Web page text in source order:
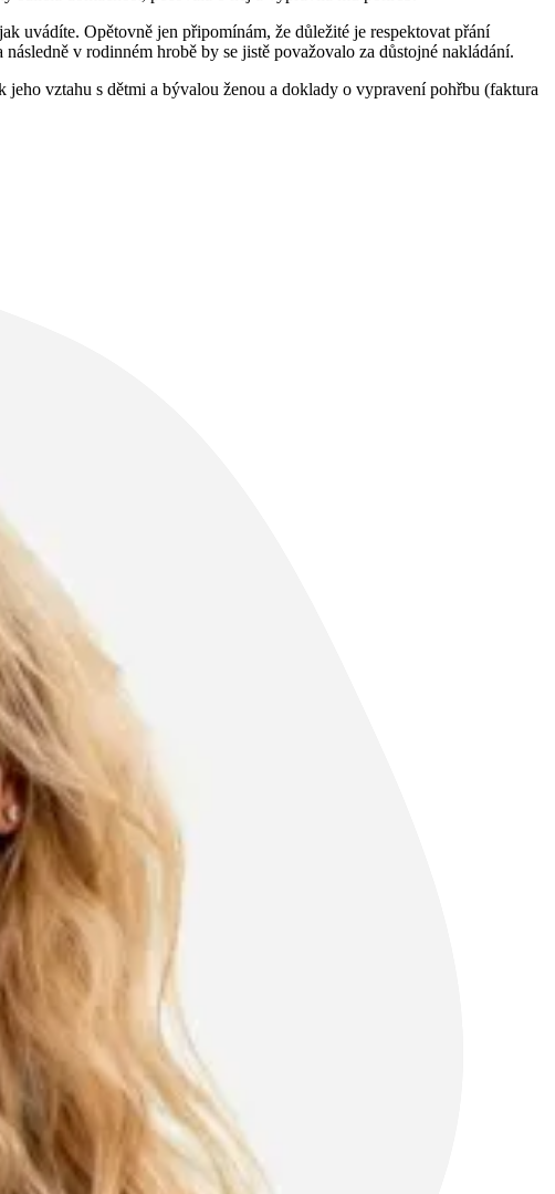
uvádíte. Opětovně jen připomínám, že důležité je respektovat přání
v rodinném hrobě by se jistě považovalo za důstojné nakládání.
vztahu s dětmi a bývalou ženou a doklady o vypravení pohřbu (faktura